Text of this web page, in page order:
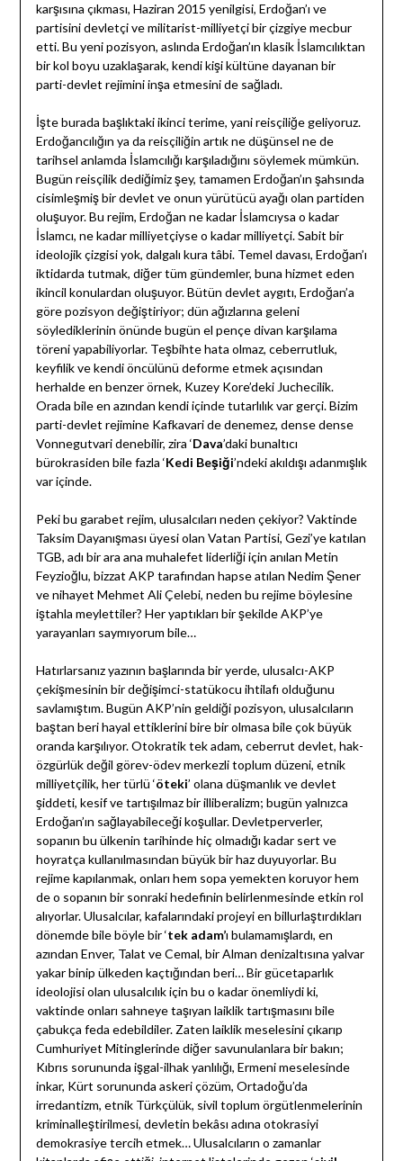
karşısına çıkması, Haziran 2015 yenilgisi, Erdoğan’ı ve
partisini devletçi ve militarist-milliyetçi bir çizgiye mecbur
etti. Bu yeni pozisyon, aslında Erdoğan’ın klasik İslamcılıktan
bir kol boyu uzaklaşarak, kendi kişi kültüne dayanan bir
parti-devlet rejimini inşa etmesini de sağladı.
İşte burada başlıktaki ikinci terime, yani reisçiliğe geliyoruz.
Erdoğancılığın ya da reisçiliğin artık ne düşünsel ne de
tarihsel anlamda İslamcılığı karşıladığını söylemek mümkün.
Bugün reisçilik dediğimiz şey, tamamen Erdoğan’ın şahsında
cisimleşmiş bir devlet ve onun yürütücü ayağı olan partiden
oluşuyor. Bu rejim, Erdoğan ne kadar İslamcıysa o kadar
İslamcı, ne kadar milliyetçiyse o kadar milliyetçi. Sabit bir
ideolojik çizgisi yok, dalgalı kura tâbi. Temel davası, Erdoğan’ı
iktidarda tutmak, diğer tüm gündemler, buna hizmet eden
ikincil konulardan oluşuyor. Bütün devlet aygıtı, Erdoğan’a
göre pozisyon değiştiriyor; dün ağızlarına geleni
söylediklerinin önünde bugün el pençe divan karşılama
töreni yapabiliyorlar. Teşbihte hata olmaz, ceberrutluk,
keyfilik ve kendi öncülünü deforme etmek açısından
herhalde en benzer örnek, Kuzey Kore’deki Juchecilik.
Orada bile en azından kendi içinde tutarlılık var gerçi. Bizim
parti-devlet rejimine Kafkavari de denemez, dense dense
Vonnegutvari denebilir, zira ‘Dava’daki bunaltıcı
bürokrasiden bile fazla ‘Kedi Beşiği’ndeki akıldışı adanmışlık
var içinde.
Peki bu garabet rejim, ulusalcıları neden çekiyor? Vaktinde
Taksim Dayanışması üyesi olan Vatan Partisi, Gezi’ye katılan
TGB, adı bir ara ana muhalefet liderliği için anılan Metin
Feyzioğlu, bizzat AKP tarafından hapse atılan Nedim Şener
ve nihayet Mehmet Ali Çelebi, neden bu rejime böylesine
iştahla meylettiler? Her yaptıkları bir şekilde AKP’ye
yarayanları saymıyorum bile…
Hatırlarsanız yazının başlarında bir yerde, ulusalcı-AKP
çekişmesinin bir değişimci-statükocu ihtilafı olduğunu
savlamıştım. Bugün AKP’nin geldiği pozisyon, ulusalcıların
baştan beri hayal ettiklerini bire bir olmasa bile çok büyük
oranda karşılıyor. Otokratik tek adam, ceberrut devlet, hak-
özgürlük değil görev-ödev merkezli toplum düzeni, etnik
milliyetçilik, her türlü ‘öteki’ olana düşmanlık ve devlet
şiddeti, kesif ve tartışılmaz bir illiberalizm; bugün yalnızca
Erdoğan’ın sağlayabileceği koşullar. Devletperverler,
sopanın bu ülkenin tarihinde hiç olmadığı kadar sert ve
hoyratça kullanılmasından büyük bir haz duyuyorlar. Bu
rejime kapılanmak, onları hem sopa yemekten koruyor hem
de o sopanın bir sonraki hedefinin belirlenmesinde etkin rol
alıyorlar. Ulusalcılar, kafalarındaki projeyi en billurlaştırdıkları
dönemde bile böyle bir ‘tek adam’ı bulamamışlardı, en
azından Enver, Talat ve Cemal, bir Alman denizaltısına yalvar
yakar binip ülkeden kaçtığından beri… Bir gücetaparlık
ideolojisi olan ulusalcılık için bu o kadar önemliydi ki,
vaktinde onları sahneye taşıyan laiklik tartışmasını bile
çabukça feda edebildiler. Zaten laiklik meselesini çıkarıp
Cumhuriyet Mitinglerinde diğer savunulanlara bir bakın;
Kıbrıs sorununda işgal-ilhak yanlılığı, Ermeni meselesinde
inkar, Kürt sorununda askeri çözüm, Ortadoğu’da
irredantizm, etnik Türkçülük, sivil toplum örgütlenmelerinin
kriminalleştirilmesi, devletin bekâsı adına otokrasiyi
demokrasiye tercih etmek… Ulusalcıların o zamanlar